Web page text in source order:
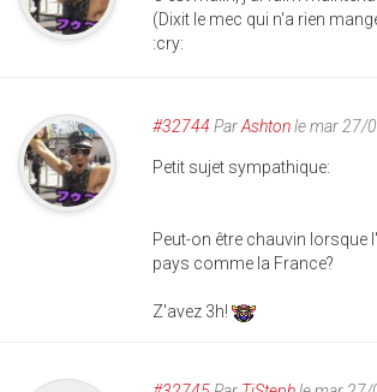
(Dixit le mec qui n'a rien
:cry:
#32744 ParAshtonle mar 27/
Petit sujet sympathique:
Peut-on être chauvin lorsque
pays comme la France?
Z'avez 3h!